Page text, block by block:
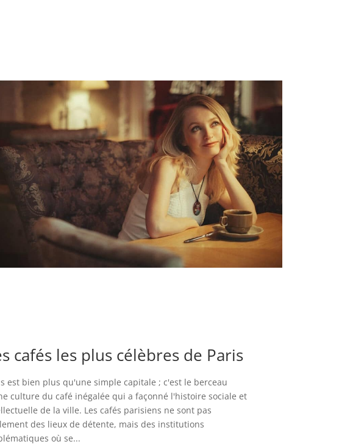
cafés les plus célèbres de Paris
est bien plus qu'une simple capitale ; c'est le berceau
culture du café inégalée qui a façonné l'histoire sociale et
de la ville. Les cafés parisiens ne sont pas
des lieux de détente, mais des institutions
où se...